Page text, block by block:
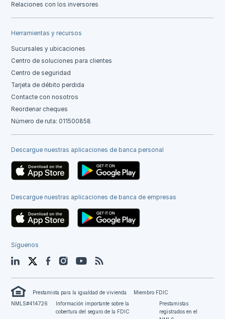
Relaciones con los inversores
Herramientas y recursos
Sucursales y ubicaciones
Centro de soluciones para clientes
Centro de seguridad
Tarjeta de débito perdida
Contacte con nosotros
Reordenar cheques
Número de ruta: 011500858
Descargue nuestras aplicaciones de banca personal
Descargue nuestras aplicaciones de banca de empresas
Síguenos
LinkedIn TwitterFacebookInstagramYouTube
Prestamista para la igualdad de vivienda
Miembro FDIC
NMLS#414726
Información importante sobre la
cobertura del seguro de la FDIC
Prestamistas
registrados en el